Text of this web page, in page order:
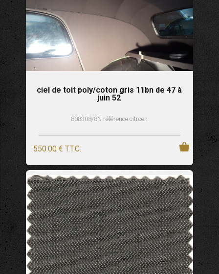
ciel de toit poly/coton gris 11bn de 47 à
juin 52
808308/8N référence citroen
550.00 € T.T.C.